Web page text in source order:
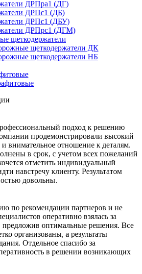
ДРПра1 (ДГ)
ДРПс1 (ДБ)
ДРПс1 (ДБУ)
ДРПрс1 (ДГМ)
щеткодержатели
щеткодержатели ДК
щеткодержатели НБ
подход к решению
продемонстрировали высокий
внимательное отношение к деталям.
в срок, с учетом всех пожеланий
отметить индивидуальный
навстречу клиенту. Результатом
довольны.
по рекомендации партнеров и не
оперативно взялась за
предложив оптимальные решения. Все
организованы, а результаты
Отдельное спасибо за
в решении возникающих